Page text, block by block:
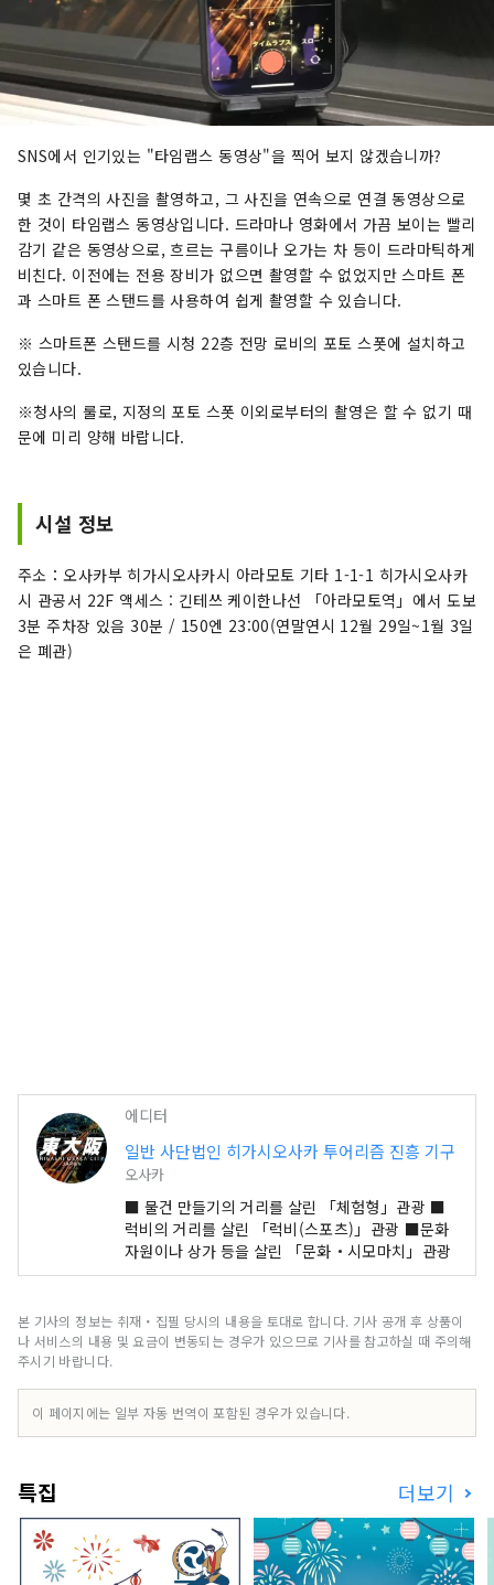
SNS에서 인기있는 "타임랩스 동영상"을 찍어 보지 않겠습니까?
몇 초 간격의 사진을 촬영하고, 그 사진을 연속으로 연결 동영상으로
한 것이 타임랩스 동영상입니다. 드라마나 영화에서 가끔 보이는 빨리
감기 같은 동영상으로, 흐르는 구름이나 오가는 차 등이 드라마틱하게
비친다. 이전에는 전용 장비가 없으면 촬영할 수 없었지만 스마트 폰
과 스마트 폰 스탠드를 사용하여 쉽게 촬영할 수 있습니다.
※ 스마트폰 스탠드를 시청 22층 전망 로비의 포토 스폿에 설치하고
있습니다.
※청사의 룰로, 지정의 포토 스폿 이외로부터의 촬영은 할 수 없기 때
문에 미리 양해 바랍니다.
시설 정보
주소：오사카부 히가시오사카시 아라모토 기타 1-1-1 히가시오사카
시 관공서 22F 액세스 : 긴테쓰 케이한나선 「아라모토역」에서 도보
3분 주차장 있음 30분 / 150엔 23:00(연말연시 12월 29일~1월 3일
은 폐관)
에디터
일반 사단법인 히가시오사카 투어리즘 진흥 기구
오사카
■ 물건 만들기의 거리를 살린 「체험형」관광 ■
럭비의 거리를 살린 「럭비(스포츠)」관광 ■문화
자원이나 상가 등을 살린 「문화・시모마치」관광
본 기사의 정보는 취재・집필 당시의 내용을 토대로 합니다. 기사 공개 후 상품이
나 서비스의 내용 및 요금이 변동되는 경우가 있으므로 기사를 참고하실 때 주의해
주시기 바랍니다.
이 페이지에는 일부 자동 번역이 포함된 경우가 있습니다.
특집 더보기